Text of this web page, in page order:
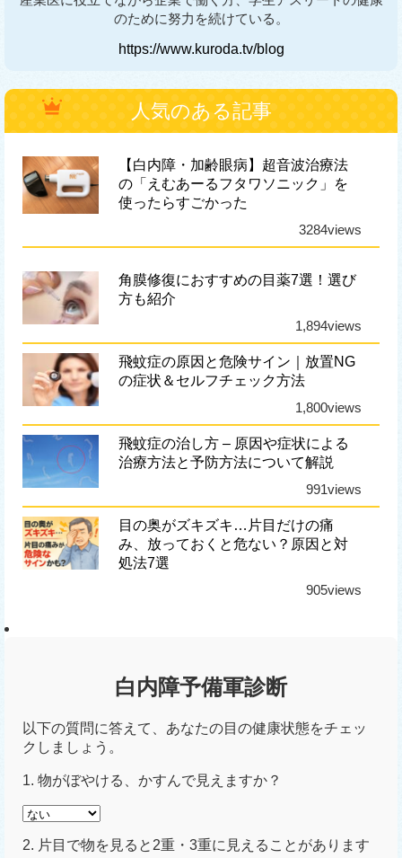
のために努力を続けている。
https://www.kuroda.tv/blog
人気のある記事
【白内障・加齢眼病】超音波治療法
の「えむあーるフタワソニック」を
使ったらすごかった
3284views
角膜修復におすすめの目薬7選！選び
方も紹介
1,894views
飛蚊症の原因と危険サイン｜放置NG
の症状＆セルフチェック方法
1,800views
飛蚊症の治し方 – 原因や症状による
治療方法と予防方法について解説
991views
目の奥がズキズキ…片目だけの痛
み、放っておくと危ない？原因と対
処法7選
905views
白内障予備軍診断
以下の質問に答えて、あなたの目の健康状態をチェッ
クしましょう。
1. 物がぼやける、かすんで見えますか？
2. 片目で物を見ると2重・3重に見えることがあります